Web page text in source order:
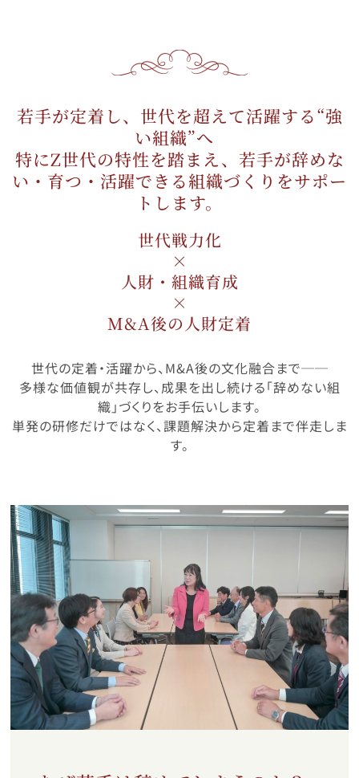
若手が定着し、世代を超えて活躍する“強
い組織”へ
特にZ世代の特性を踏まえ、若手が辞めな
い・育つ・活躍できる組織づくりをサポー
トします。
世代戦力化
×
人財・組織育成
×
M&A後の人財定着
世代の定着・活躍から、M&A後の文化融合まで──
多様な価値観が共存し、成果を出し続ける「辞めない組
織」づくりをお手伝いします。
単発の研修だけではなく、課題解決から定着まで伴走しま
す。